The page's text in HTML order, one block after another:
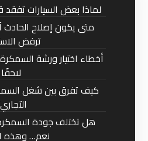
لماذا بعض السيارات
متى يكون إصلاح
ترفض
أخطاء اختيار ورشة
لاحقًا
كيف تفرق بين شغل
هل تختلف جودة
نعم… وهذه